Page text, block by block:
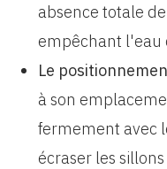
absence totale
empêchant l'eau
Le
à son
fermement avec
écraser les